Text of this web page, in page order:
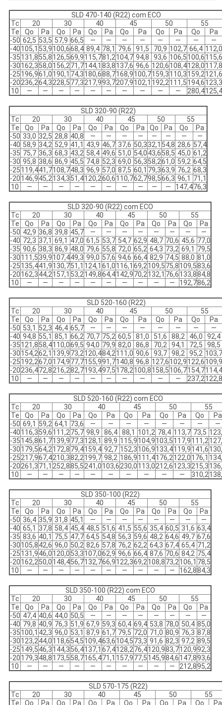
SLD 470-140 (R22) com ECO
Tc
20 30 40 45 50
55
Te
Qo Pa Qo Pa Qo Pa Qo Pa Qo Pa Qo
Pa
-50 62,5 53,5 57,9 66,5 — — — — — — —
—
-40105,1 53,9100,668,4 89,4 78,1 79,6 91,5 70,9 102,7 66,4 112,0
-35131,855,8126,569,9115,781,2104,7 94,8 93,6 106,5100,6115,6
-30162,358,0156,271,7144,1 83,8137,6 96,6 120,6108,4128,0117,8
-25196,961,0190,1 74,3180,688,7168,9100,7159,3110,3159,2121,6
-20236,264,3228,577,3217,993,7207,9102,1 192,2111,5194,6123,3
10
— — — — — — — — — — 280,4125,4
SLD 320-90 (R22)
Tc
20 30 40 45 50
55
Te
Qo Pa Qo Pa Qo Pa Qo Pa Qo Pa Qo
Pa
-50 33,0 32,5 28,8 40,8 — — — — — — —
—
-40 58,9 34,2 52,9 41,1 43,9 46,7 37,6 50,332,1 54,8 28,6 57,4
-35 75,7 36,3 68,3 43,2 58,4 49,6 51,0 54,043,658,5 45,0 61,2
-30 95,8 38,6 86,9 45,5 74,8 52,3 69,0 56,358,261,0 59,2 64,5
-25119,441,7108,748,3 96,9 57,0 87,5 60,1 79,363,9 76,2 68,3
-20146,945,2134,351,4120,260,6110,762,798,566,3 96,1 71,1
10
— — — — — — — — — — 147,476,3
SLD 320-90 (R22) com ECO
Tc
20 30 40 45 50
55
Te
Qo Pa Qo Pa Qo Pa Qo Pa Qo Pa Qo
Pa
-50 42,9 36,8 39,8 45,7 — — — — — — —
—
-40 72,3 37,1 69,1 47,0 61,5 53,7 54,7 62,9 48,7 70,6 45,6 77,0
-35 90,6 38,3 86,9 48,0 79,6 55,8 72,0 65,2 64,3 73,2 69,1 79,5
-30111,539,9107,449,3 99,0 57,6 94,6 66,4 82,9 74,5 88,0 81,0
-25135,441,9130,751,1 124,1 61,0116,1 69,2109,575,8109,583,6
-20162,344,2157,1 53,2149,864,4142,970,2132,1 76,6133,884,8
10
— — — — — — — — — — 192,786,2
SLD 520-160 (R22)
Tc
20 30 40 45 50
55
Te
Qo Pa Qo Pa Qo Pa Qo Pa Qo Pa Qo
Pa
-50 53,1 52,3 46,4 65,7 — — — — — — —
—
-40 94,8 55,1 85,1 66,2 70,7 75,2 60,5 81,0 51,6 88,2 46,0
92,4
-35121,858,4110,069,5 94,0 79,9 82,0 86,8 70,2 94,1 72,5
98,5
-30154,262,1 139,973,2120,484,2111,0 90,6 93,7 98,2 95,2 103,7
-25192,267,0174,977,7155,991,7140,8 96,8 127,6102,9122,6109,9
-20236,472,8216,282,7193,497,5178,2100,8158,5106,7154,7114,4
10
— — — — — — — — — — 237,2122,8
SLD 520-160 (R22) com ECO
Tc
20 30 40 45 50
55
Te
Qo Pa Qo Pa Qo Pa Qo Pa Qo Pa Qo
Pa
-50 69,1 59,2 64,1 73,6 — — — — — — —
—
-40116,359,6111,275,7 98,9 86,4 88,1 101,2 78,4 113,7 73,5
-35145,861,7139,977,3128,1 89,9 115,9104,9103,5117,9111,2
-30179,564,2172,879,4159,4 92,7 152,3106,9133,4119,9141,6
-25217,967,4210,382,2199,7 98,2 186,9111,4176,2122,0176,1
-20261,371,1 252,885,5241,0103,6230,0113,0212,6123,3215,3
10
— — — — — — — — — — 310,2
SLD 350-100 (R22)
Tc
20 30 40 45 50
55
Te
Qo Pa Qo Pa Qo Pa Qo Pa Qo Pa Qo
Pa
-50 36,4 35,9 31,8 45,1 — — — — — — —
—
-40 65,1 37,8 58,4 45,4 48,5 51,6 41,5 55,6 35,4 60,5 31,6 63,4
-35 83,6 40,1 75,5 47,7 64,5 54,8 56,3 59,6 48,2 64,6 49,7 67,6
-30105,842,6 96,0 50,2 82,6 57,8 76,2 62,2 64,3 67,4 65,4 71,2
-25131,946,0120,053,3107,062,9 96,6 66,4 87,6 70,6 84,2 75,4
-20162,250,0148,456,7132,766,9122,369,2108,873,2106,1 78,5
10
— — — — — — — — — — 162,884,3
SLD 350-100 (R22) com ECO
Tc
20 30 40 45 50
55
Te
Qo Pa Qo Pa Qo Pa Qo Pa Qo Pa Qo
Pa
-50 47,4 40,6 44,0 50,5 — — — — — — —
—
-40 79,8 40,9 76,3 51,9 67,9 59,3 60,4 69,4 53,8 78,0 50,4 85,0
-35100,1 42,3 96,0 53,1 87,9 61,7 79,5 72,0 71,0 80,9 76,3 87,8
-30123,244,0118,654,5109,463,6104,573,3 91,6 82,3 97,2 89,5
-25149,546,3144,356,4137,1 67,4128,276,4120,983,7120,992,3
-20179,348,8173,558,7165,471,1 157,977,5145,984,6147,893,6
10
— — — — — — — — — — 212,895,2
SLD 570-175 (R22)
Tc
20 30 40 45 50
55
Te
Qo Pa Qo Pa Qo Pa Qo Pa Qo Pa Qo Pa